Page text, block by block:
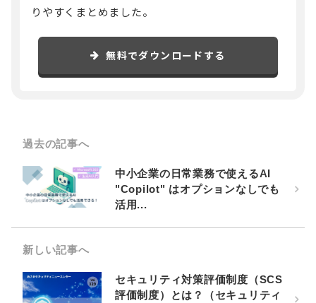
りやすくまとめました。
無料でダウンロードする
過去の記事へ
中小企業の日常業務で使えるAI
"Copilot" はオプションなしでも
活用...
新しい記事へ
セキュリティ対策評価制度（SCS
評価制度）とは？（セキュリティ